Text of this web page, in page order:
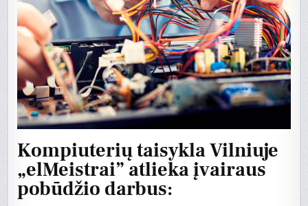
Kompiuterių taisykla Vilniuje
„elMeistrai” atlieka įvairaus
pobūdžio darbus: